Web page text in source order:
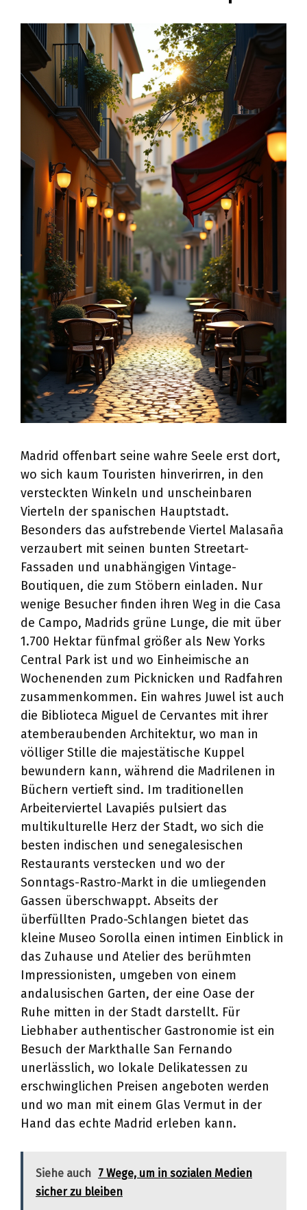
Madrid offenbart seine wahre Seele erst dort,
wo sich kaum Touristen hinverirren, in den
versteckten Winkeln und unscheinbaren
Vierteln der spanischen Hauptstadt.
Besonders das aufstrebende Viertel Malasaña
verzaubert mit seinen bunten Streetart-
Fassaden und unabhängigen Vintage-
Boutiquen, die zum Stöbern einladen. Nur
wenige Besucher finden ihren Weg in die Casa
de Campo, Madrids grüne Lunge, die mit über
1.700 Hektar fünfmal größer als New Yorks
Central Park ist und wo Einheimische an
Wochenenden zum Picknicken und Radfahren
zusammenkommen. Ein wahres Juwel ist auch
die Biblioteca Miguel de Cervantes mit ihrer
atemberaubenden Architektur, wo man in
völliger Stille die majestätische Kuppel
bewundern kann, während die Madrilenen in
Büchern vertieft sind. Im traditionellen
Arbeiterviertel Lavapiés pulsiert das
multikulturelle Herz der Stadt, wo sich die
besten indischen und senegalesischen
Restaurants verstecken und wo der
Sonntags-Rastro-Markt in die umliegenden
Gassen überschwappt. Abseits der
überfüllten Prado-Schlangen bietet das
kleine Museo Sorolla einen intimen Einblick in
das Zuhause und Atelier des berühmten
Impressionisten, umgeben von einem
andalusischen Garten, der eine Oase der
Ruhe mitten in der Stadt darstellt. Für
Liebhaber authentischer Gastronomie ist ein
Besuch der Markthalle San Fernando
unerlässlich, wo lokale Delikatessen zu
erschwinglichen Preisen angeboten werden
und wo man mit einem Glas Vermut in der
Hand das echte Madrid erleben kann.
Siehe auch 7 Wege, um in sozialen Medien
sicher zu bleiben